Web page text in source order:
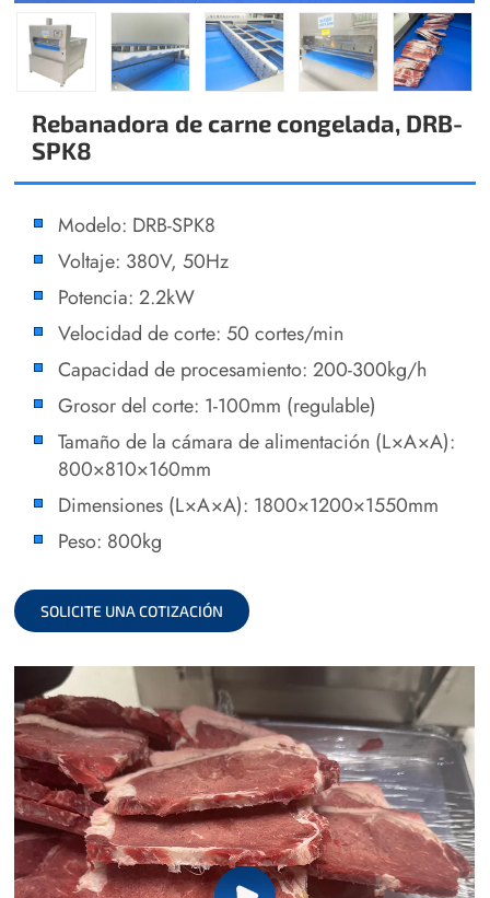
Rebanadora de carne congelada, DRB-
SPK8
Modelo: DRB-SPK8
Voltaje: 380V, 50Hz
Potencia: 2.2kW
Velocidad de corte: 50 cortes/min
Capacidad de procesamiento: 200-300kg/h
Grosor del corte: 1-100mm (regulable)
Tamaño de la cámara de alimentación (L×A×A):
800×810×160mm
Dimensiones (L×A×A): 1800×1200×1550mm
Peso: 800kg
SOLICITE UNA COTIZACIÓN